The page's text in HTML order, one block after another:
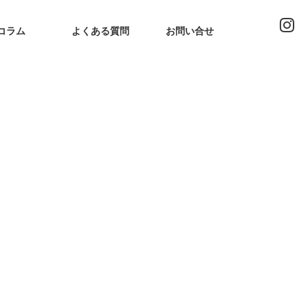
ラム よくある質問 お問い合せ